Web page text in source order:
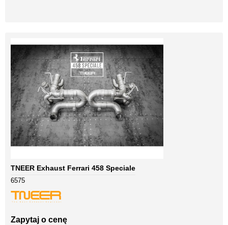
TNEER Exhaust Ferrari 458 Speciale
6575
Zapytaj o cenę